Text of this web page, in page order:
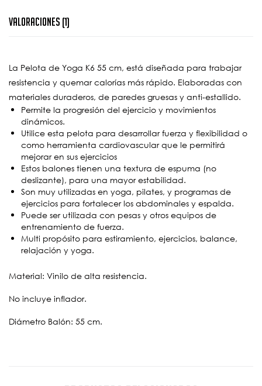
Valoraciones (1)
La Pelota de Yoga K6 55 cm, está diseñada para trabajar
resistencia y quemar calorías más rápido. Elaboradas con
materiales duraderos, de paredes gruesas y anti-estallido.
Permite la progresión del ejercicio y movimientos
dinámicos.
Utilice esta pelota para desarrollar fuerza y ​​flexibilidad o
como herramienta cardiovascular que le permitirá
mejorar en sus ejercicios
Estos balones tienen una textura de espuma (no
deslizante), para una mayor estabilidad.
Son muy utilizadas en yoga, pilates, y programas de
ejercicios para fortalecer los abdominales y espalda.
Puede ser utilizada con pesas y otros equipos de
entrenamiento de fuerza.
Multi propósito para estiramiento, ejercicios, balance,
relajación y yoga.
Material: Vinilo de alta resistencia.
No incluye inflador.
Diámetro Balón: 55 cm.